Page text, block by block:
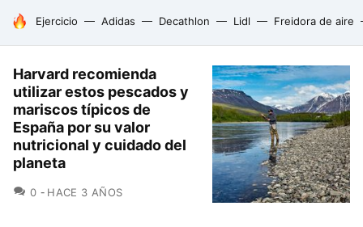
HOY SE HABLA DE
Ejercicio Adidas Decathlon Lidl Freidora de aire
Harvard recomienda
utilizar estos pescados y
mariscos típicos de
España por su valor
nutricional y cuidado del
planeta
0 COMENTARIOS
HACE 3 AÑOS